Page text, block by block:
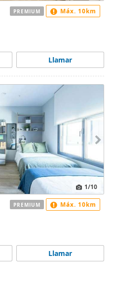
Llamar
PREMIUM Máx. 10km
1/10
Llamar
PREMIUM Máx. 10km